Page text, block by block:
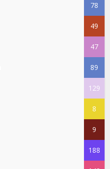
78
49
47
89
129
8
9
188